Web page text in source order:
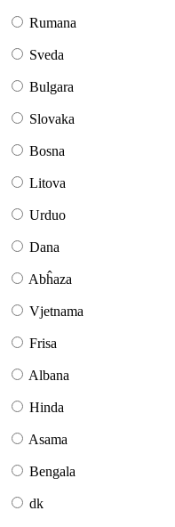
Rumana
Sveda
Bulgara
Slovaka
Bosna
Litova
Urduo
Dana
Abĥaza
Vjetnama
Frisa
Albana
Hinda
Asama
Bengala
dk